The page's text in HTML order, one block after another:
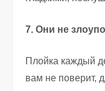
7. Они не
Плойка каждый
вам не поверит,